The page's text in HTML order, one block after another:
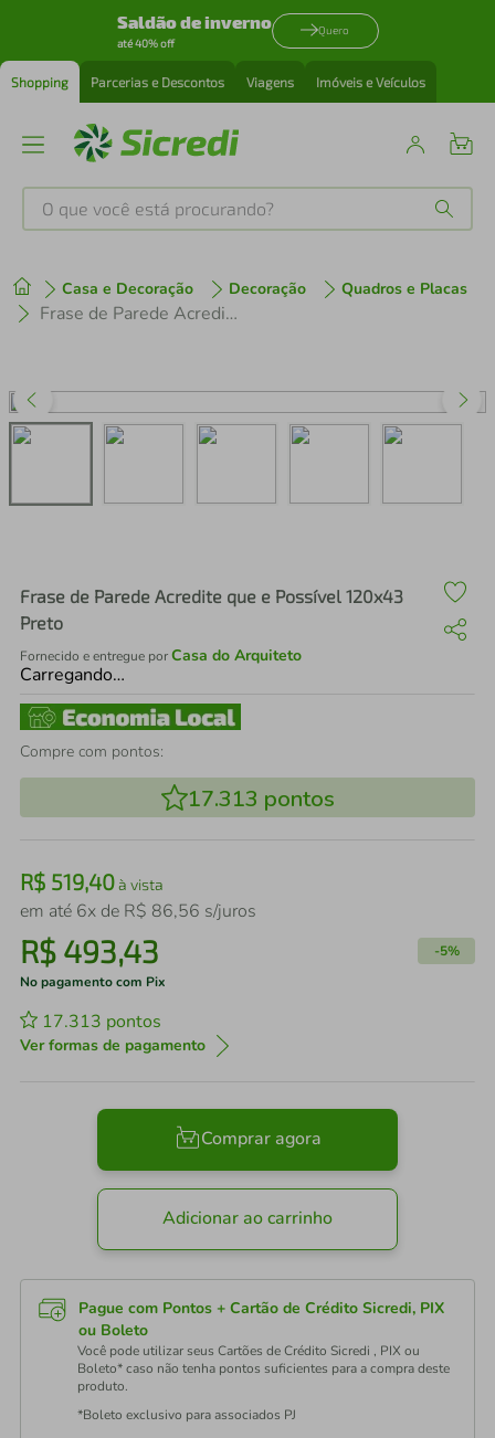
Saldão de inverno
até 40% off
Quero
Shopping Parcerias e Descontos Viagens Imóveis e Veículos
O que você está procurando?
Casa e Decoração Decoração Quadros e Placas
Frase de Parede Acredite que e Possível 120x43 Preto
Frase de Parede Acredite que e Possível 120x43
Preto
Fornecido e entregue porCasa do Arquiteto
Carregando…
Compre com pontos:
17.313 pontos
R$ 519,40à vista
em até 6x de R$ 86,56 s/juros
R$ 493,43 -5%
No pagamento com Pix
17.313 pontos
Ver formas de pagamento
Comprar agora
Adicionar ao carrinho
Pague com Pontos + Cartão de Crédito Sicredi, PIX
ou Boleto
Você pode utilizar seus Cartões de Crédito Sicredi , PIX ou
Boleto* caso não tenha pontos suficientes para a compra deste
produto.
*Boleto exclusivo para associados PJ
1º tenis
perfume